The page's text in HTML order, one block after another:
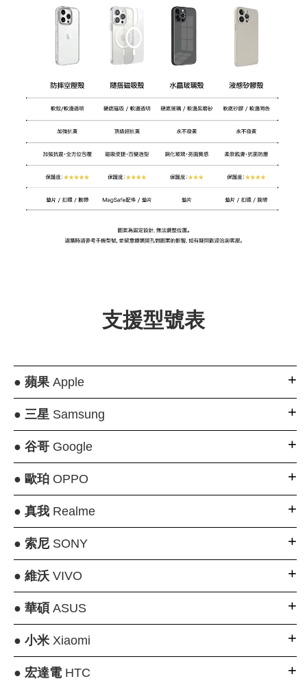
支援型號表
● 蘋果Apple
● 三星Samsung
● 谷哥Google
● 歐珀OPPO
● 真我Realme
● 索尼SONY
● 維沃VIVO
● 華碩 ASUS
● 小米Xiaomi
● 宏達電HTC